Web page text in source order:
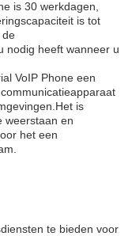
is 30 werkdagen,
is tot
de
nodig heeft wanneer u
VoIP Phone een
is
weerstaan en
het een
te bieden voor